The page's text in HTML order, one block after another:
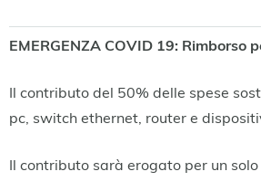
EMERGENZA COVID 19:
Il contributo del 50% delle spese
pc, switch ethernet, router e
Il contributo sarà erogato per un